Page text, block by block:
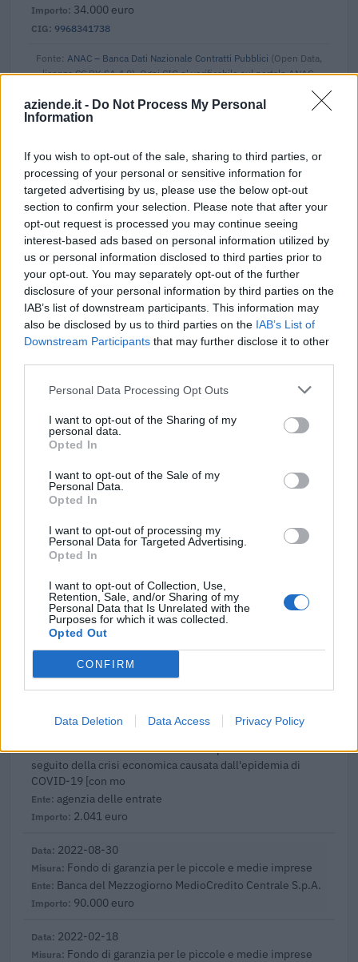
aziende.it - Do Not Process My Personal
Information
If you wish to opt-out of the sale, sharing to third parties, or
processing of your personal or sensitive information for
targeted advertising by us, please use the below opt-out
section to confirm your selection. Please note that after your
opt-out request is processed you may continue seeing
interest-based ads based on personal information utilized by
us or personal information disclosed to third parties prior to
your opt-out. You may separately opt-out of the further
disclosure of your personal information by third parties on the
IAB’s list of downstream participants. This information may
also be disclosed by us to third parties on the IAB’s List of
Downstream Participants that may further disclose it to other
Personal Data Processing Opt Outs
I want to opt-out of the Sharing of my
personal data.
Opted In
I want to opt-out of the Sale of my
Personal Data.
Opted In
I want to opt-out of processing my
Personal Data for Targeted Advertising.
Opted In
I want to opt-out of Collection, Use,
Retention, Sale, and/or Sharing of my
Personal Data that Is Unrelated with the
Purposes for which it was collected.
Opted Out
CONFIRM
Data Deletion Data Access Privacy Policy
9968341738
34.000 euro
Fonte: ANAC – Banca Dati Nazionale Contratti Pubblici (Open Data,
licenza CC BY-SA 4.0). Ogni CIG e' verificabile sul portale ANAC.
Aiuti di Stato e contributi pubblici
Parentesikuadra S.r.l. risulta beneficiaria di 12 aiuti o
contributi pubblici per un totale di 794.483 euro (2020–
2025).
2025-11-07
Fondo di garanzia per le piccole e medie imprese
Banca del Mezzogiorno MedioCredito Centrale S.p.A.
204.800 euro
2023-10-13
150.000 euro
2023-10-10
Fondo di garanzia per le piccole e medie imprese
120.000 euro
2023-05-31
Contributo a fondo perduto [e modifiche ai sensi
della decisione SA. 62668 e decisione C(2022) 171 final)
SA 101076)
2.000 euro
2023-04-10
SA.57496 (2021/N) – Italy – Broadband vouchers
INFRATEL ITALIA S.P.A.
esenzioni fiscali e crediti d'imposta adottati a
seguito della crisi economica causata dall'epidemia di
COVID-19 [con mo
agenzia delle entrate
2.041 euro
2022-08-30
Fondo di garanzia per le piccole e medie imprese
Banca del Mezzogiorno MedioCredito Centrale S.p.A.
90.000 euro
2022-02-18
Fondo di garanzia per le piccole e medie imprese